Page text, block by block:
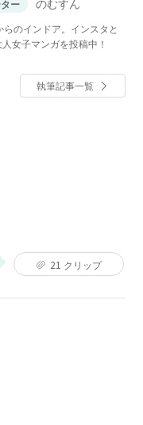
ー のむすん
のインドア。インスタと
女子マンガを投稿中！
執筆記事一覧
21 クリップ